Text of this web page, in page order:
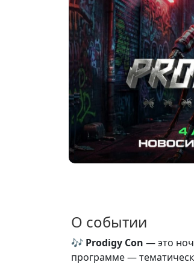
О событии
🎶 Prodigy Con — это
программе —